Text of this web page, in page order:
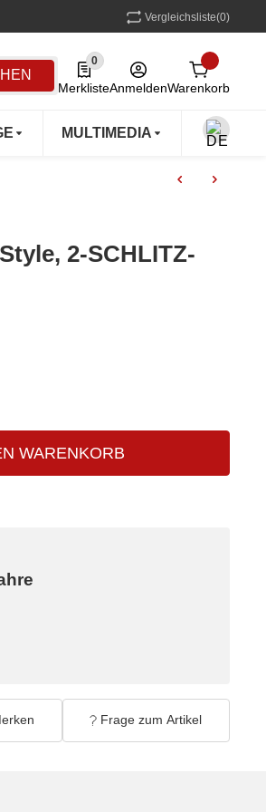
Vergleichsliste(0)
0
0 Produkte in der Liste
MerklisteAnmeldenWarenkorb
MULTIMEDIA
2-SCHLITZ-
WARENKORB
Frage zum Artikel